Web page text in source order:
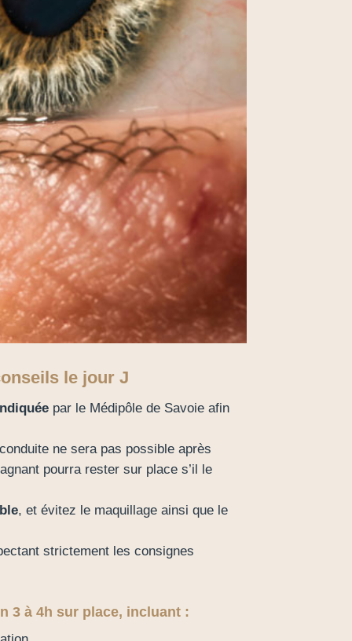
le jour J
par le Médipôle de Savoie afin
ne sera pas possible après
pourra rester sur place s’il le
, et évitez le maquillage ainsi que le
strictement les consignes
3 à 4h sur place, incluant :